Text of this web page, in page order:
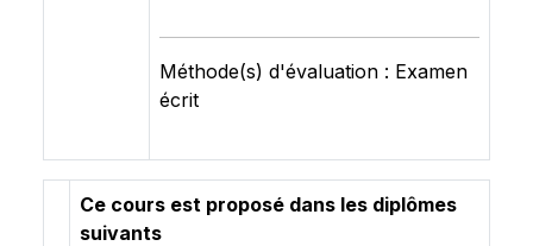
Méthode(s) d'évaluation : Examen
écrit
Ce cours est proposé dans les diplômes
suivants